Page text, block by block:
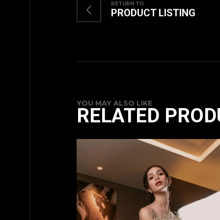
RETURN TO
PRODUCT LISTING
YOU MAY ALSO LIKE
RELATED